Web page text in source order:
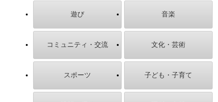
遊び 音楽
コミュニティ・交流 文化・芸術
スポーツ 子ども・子育て